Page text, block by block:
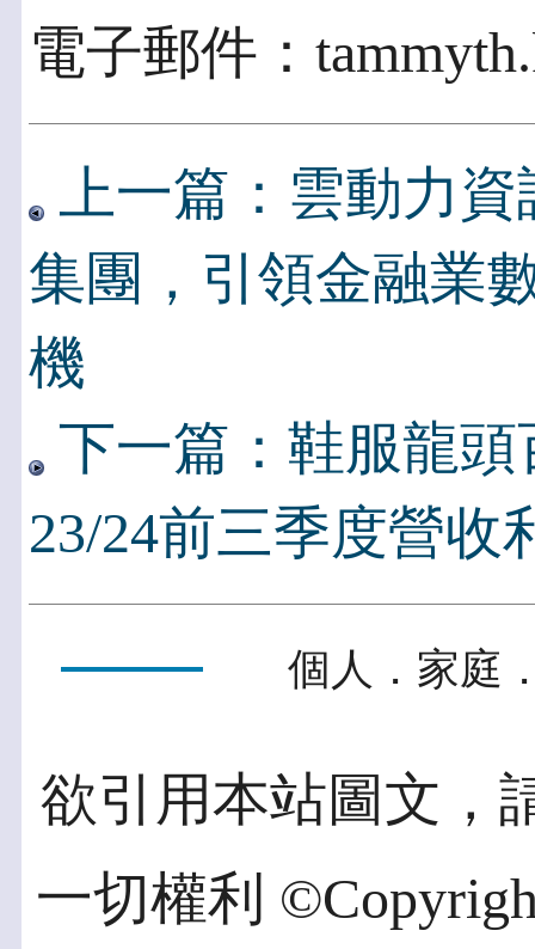
電子郵件：
上一篇：雲動力
集團，引領金融業
機
下一篇：鞋服龍
23/24前三季度營收
個人．家庭
欲引用本站圖文，
一切權利